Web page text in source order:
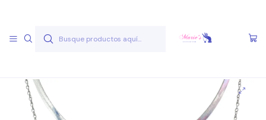
Inicio Joyas Acero Quirúgico Cadenas Acero Quirúgico
Cadenas A.Q. Plateados Cadena AQ P 8